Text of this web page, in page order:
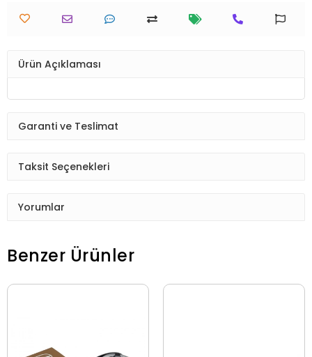
Ürün Açıklaması
Garanti ve Teslimat
Taksit Seçenekleri
Yorumlar
Benzer Ürünler